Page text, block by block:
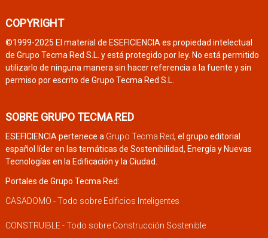
COPYRIGHT
©1999-2025 El material de ESEFICIENCIA es propiedad intelectual
de Grupo Tecma Red S.L. y está protegido por ley. No está permitido
utilizarlo de ninguna manera sin hacer referencia a la fuente y sin
permiso por escrito de Grupo Tecma Red S.L.
SOBRE GRUPO TECMA RED
ESEFICIENCIA pertenece a Grupo Tecma Red, el grupo editorial
español líder en las temáticas de Sostenibilidad, Energía y Nuevas
Tecnologías en la Edificación y la Ciudad.
Portales de Grupo Tecma Red:
CASADOMO - Todo sobre Edificios Inteligentes
CONSTRUIBLE - Todo sobre Construcción Sostenible